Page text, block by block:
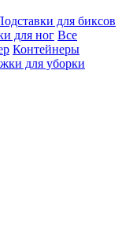
для биксов
для ног Все
Контейнеры
для уборки